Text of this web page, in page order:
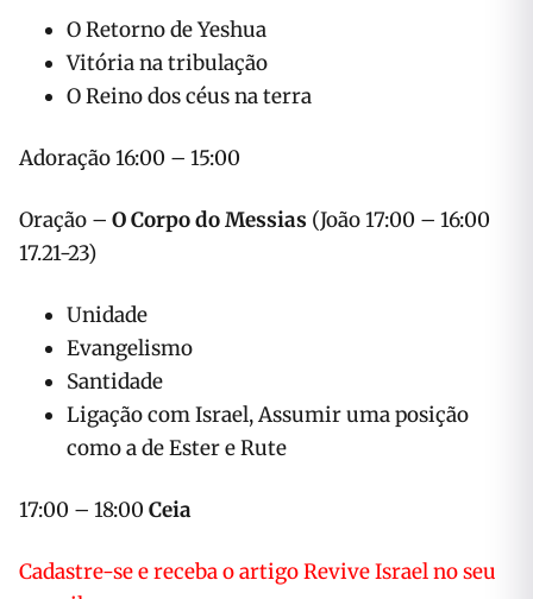
O Retorno de Yeshua
Vitória na tribulação
O Reino dos céus na terra
15:00 – 16:00 Adoração
16:00 – 17:00 Oração –
O Corpo do Messias (João
17.21-23)
Unidade
Evangelismo
Santidade
Ligação com Israel, Assumir uma posição
como a de Ester e Rute
17:00 – 18:00 Ceia
Cadastre-se e receba o artigo Revive Israel no seu